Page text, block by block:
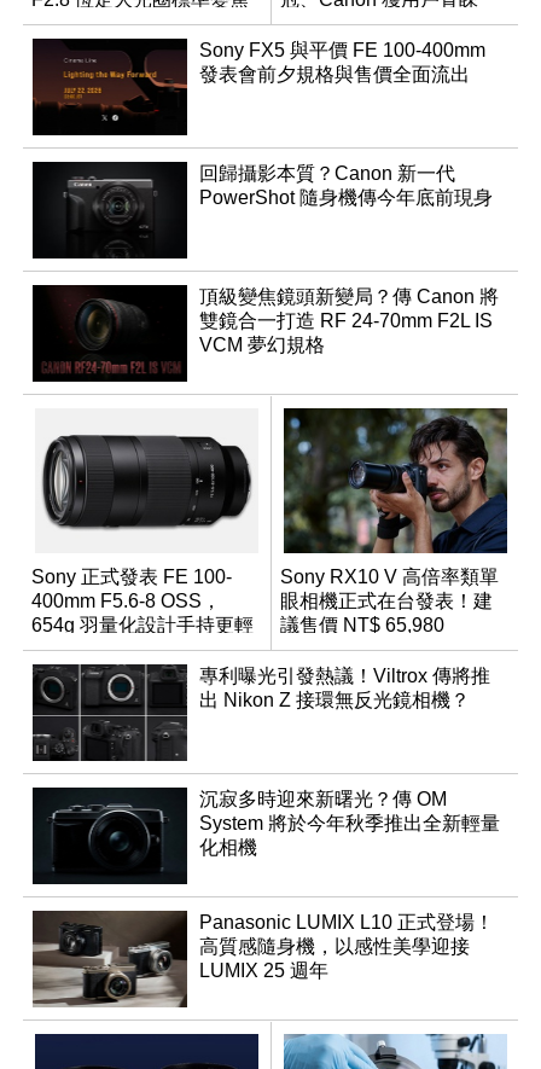
鏡
Sony FX5 與平價 FE 100-400mm
發表會前夕規格與售價全面流出
回歸攝影本質？Canon 新一代
PowerShot 隨身機傳今年底前現身
頂級變焦鏡頭新變局？傳 Canon 將
雙鏡合一打造 RF 24-70mm F2L IS
VCM 夢幻規格
Sony 正式發表 FE 100-
400mm F5.6-8 OSS，
654g 羽量化設計手持更輕
鬆
Sony RX10 V 高倍率類單
眼相機正式在台發表！建
議售價 NT$ 65,980
專利曝光引發熱議！Viltrox 傳將推
出 Nikon Z 接環無反光鏡相機？
沉寂多時迎來新曙光？傳 OM
System 將於今年秋季推出全新輕量
化相機
Panasonic LUMIX L10 正式登場！
高質感隨身機，以感性美學迎接
LUMIX 25 週年